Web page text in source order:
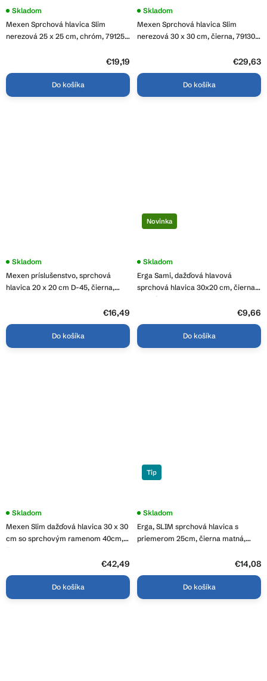
Mexen Sprchová hlavica Slim
nerezová 25 x 25 cm, chróm, 79125-
Skladom
€19,19
Do košíka
Mexen Sprchová hlavica Slim
nerezová 30 x 30 cm, čierna, 79130-
Skladom
€29,63
Do košíka
Mexen príslušenstvo, sprchová
hlavica 20 x 20 cm D-45, čierna,
Skladom
€16,49
Do košíka
Novinka
Erga Sami, dažďová hlavová
sprchová hlavica 30x20 cm, čierna
matná, ERG-YKA-BP.SAMI-XL-BLK
Skladom
€9,66
Do košíka
Mexen Slim dažďová hlavica 30 x 30
cm so sprchovým ramenom 40cm,
čierna, 79130112-70
Skladom
€42,49
Do košíka
Tip
Erga, SLIM sprchová hlavica s
priemerom 25cm, čierna matná,
Skladom
€14,08
Do košíka